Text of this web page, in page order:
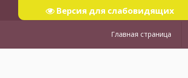
Версия для слабовидящих
Главная страница